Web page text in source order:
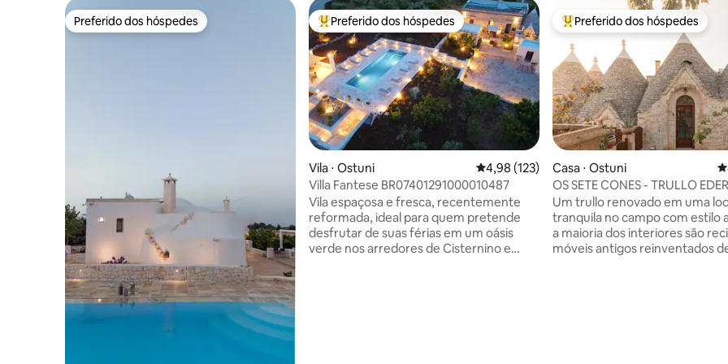
Preferido dos hóspedes
Preferido dos hóspedes Entre os melhores preferidos dos hóspedes
Preferido dos hóspedes
Vila ⋅ Ostuni 4,98 de uma avaliação média de 5, 123
4,98 (123)
Villa Fantese BR07401291000010487
Vila espaçosa e fresca, recentemente
reformada, ideal para quem pretende
desfrutar de suas férias em um oásis
verde nos arredores de Cisternino e
Entre os melhores preferidos
Preferido dos hóspedes
Casa ⋅ Ostuni
OS SETE CONES - TRULLO
Um trullo renovado em uma
tranquila no campo com estilo
a maioria dos interiores são
móveis antigos reinventados